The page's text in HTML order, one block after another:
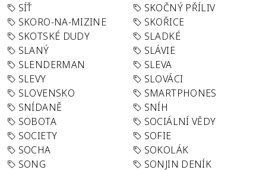
SÍŤ
SKOČNÝ PŘÍLIV
SKORO-NA-MIZINE
SKOŘICE
SKOTSKÉ DUDY
SLADKÉ
SLANÝ
SLÁVIE
SLENDERMAN
SLEVA
SLEVY
SLOVÁCI
SLOVENSKO
SMARTPHONES
SNÍDANĚ
SNÍH
SOBOTA
SOCIÁLNÍ VĚDY
SOCIETY
SOFIE
SOCHA
SOKOLÁK
SONG
SONJIN DENÍK